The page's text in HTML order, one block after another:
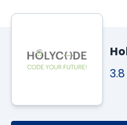
3.8